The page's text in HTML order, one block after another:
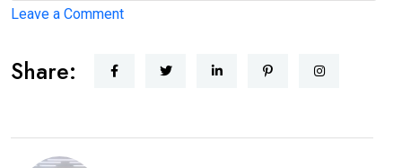
Leave a Commenton
Jakarta
Share: